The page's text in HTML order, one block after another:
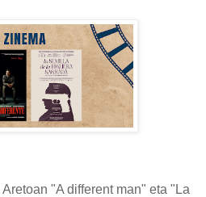
"A different man" eta "La